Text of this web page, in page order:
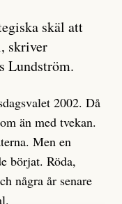
”vad som
bidrar bara till
inte ett enda bevis
Det som läsaren
politiska åsikter
innehåll på sina
inte förstår sig
finns
saker som
skäl att
skriver
Lundström.
2002. Då
än med tvekan.
Men en
börjat. Röda,
några år senare